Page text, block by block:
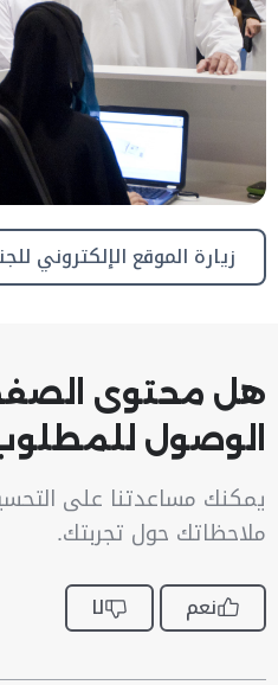
زيارة الموقع الإلكتروني
هل محتوى
الوصول
يمكنك مساعدتنا على
ملاحظاتك حول تجربتك.
نعم لا